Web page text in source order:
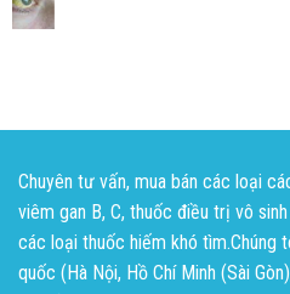
Chuyên tư vấn, mua bán các loại
viêm gan B, C, thuốc điều trị vô
các loại thuốc hiếm khó tìm.Chúng
quốc (Hà Nội, Hồ Chí Minh (Sài